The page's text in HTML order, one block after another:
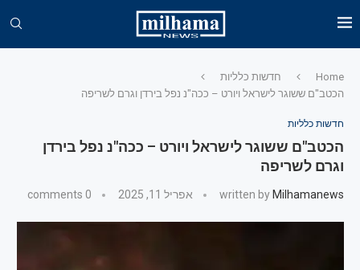
Home
חדשות כלליות
הכטב"ם ששוגר לישראל ויורט – ככה"נ נפל בירדן וגרם לשריפה
חדשות כלליות
הכטב"ם ששוגר לישראל ויורט – ככה"נ נפל בירדן
וגרם לשריפה
written by Milhamanews אפריל 11, 2025 0 comments